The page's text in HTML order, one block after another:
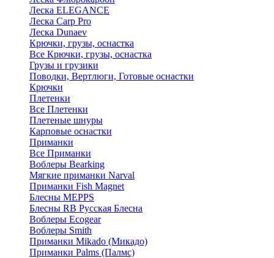
Леска ELEGANCE
Леска Carp Pro
Леска Dunaev
Крючки, грузы, оснастка
Все Крючки, грузы, оснастка
Грузы и грузики
Поводки, Вертлюги, Готовые оснастки
Крючки
Плетенки
Все Плетенки
Плетеные шнуры
Карповые оснастки
Приманки
Все Приманки
Воблеры Bearking
Мягкие приманки Narval
Приманки Fish Magnet
Блесны MEPPS
Блесны RB Русская Блесна
Воблеры Ecogear
Воблеры Smith
Приманки Mikado (Микадо)
Приманки Palms (Палмс)